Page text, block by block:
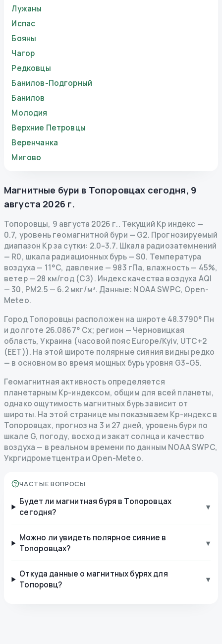
Лужаны
Испас
Бояны
Чагор
Редковцы
Банилов-Подгорный
Банилов
Молодия
Верхние Петровцы
Веренчанка
Мигово
Магнитные бури в Топоровцах сегодня, 9
августа 2026 г.
Топоровцы, 9 августа 2026 г.. Текущий Kp индекс —
0.7, уровень геомагнитной бури — G2. Прогнозируемый
диапазон Kp за сутки: 2.0–3.7. Шкала радиозатемнений
— R0, шкала радиационных бурь— S0. Температура
воздуха — 11°C, давление — 983 гПа, влажность — 45%,
ветер — 28 км/год (СЗ). Индекс качества воздуха AQI
— 30, PM2.5 — 6.2 мкг/м³. Данные: NOAA SWPC, Open-
Meteo.
Город Топоровцы расположен на широте 48.3790° Пн
и долготе 26.0867° Сх; регион — Черновицкая
область, Украина (часовой пояс Europe/Kyiv, UTC+2
(EET)). На этой широте полярные сияния видны редко
— в основном во время мощных бурь уровня G3–G5.
Геомагнитная активность определяется
планетарным Kp-индексом, общим для всей планеты,
однако ощутимость магнитных бурь зависит от
широты. На этой странице мы показываем Kp-индекс в
Топоровцах, прогноз на 3 и 27 дней, уровень бури по
шкале G, погоду, восход и закат солнца и качество
воздуха — в реальном времени по данным NOAA SWPC,
Укргидрометцентра и Open-Meteo.
ЧАСТЫЕ ВОПРОСЫ
Будет ли магнитная буря в Топоровцах
сегодня?
▾
Можно ли увидеть полярное сияние в
Топоровцах?
▾
Откуда данные о магнитных бурях для
Топоровц?
▾